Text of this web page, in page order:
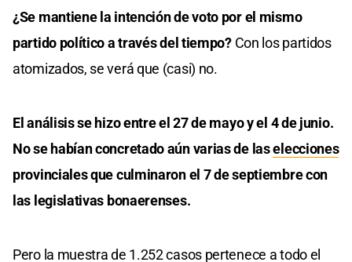
¿Se mantiene la intención de voto por el mismo
partido político a través del tiempo?Con los partidos
atomizados, se verá que (casi) no.
El análisis se hizo entre el 27 de mayo y el 4 de junio.
No se habían concretado aún varias de laselecciones
provinciales que culminaron el 7 de septiembre con
las legislativas bonaerenses.
Pero la muestra de 1.252 casos pertenece a todo el